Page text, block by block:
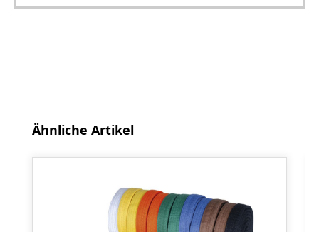
Produktgalerie überspringen
Ähnliche Artikel